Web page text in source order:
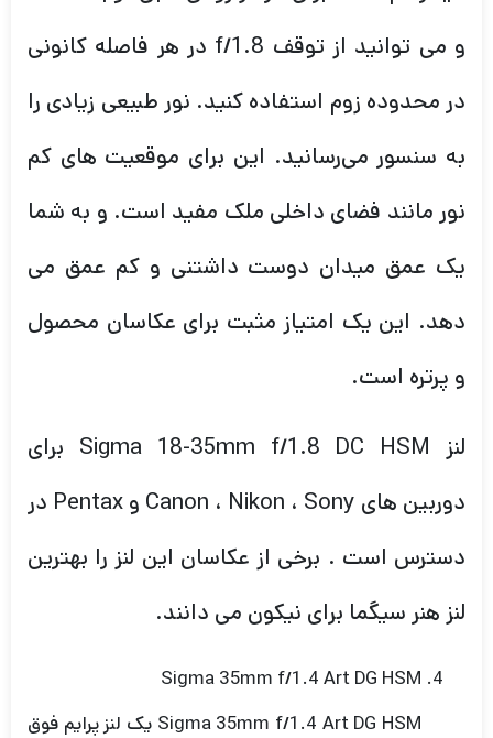
و می توانید از توقف f/1.8 در هر فاصله کانونی
در محدوده زوم استفاده کنید. نور طبیعی زیادی را
به سنسور می‌رسانید. این برای موقعیت های کم
نور مانند فضای داخلی ملک مفید است. و به شما
یک عمق میدان دوست داشتنی و کم عمق می
دهد. این یک امتیاز مثبت برای عکاسان محصول
و پرتره است.
لنز Sigma 18-35mm f/1.8 DC HSM برای
دوربین های Canon ، Nikon ، Sony و Pentax در
دسترس است . برخی از عکاسان این لنز را بهترین
لنز هنر سیگما برای نیکون می دانند.
Sigma 35mm f/1.4 Art DG HSM
Sigma 35mm f/1.4 Art DG HSM یک لنز پرایم فوق